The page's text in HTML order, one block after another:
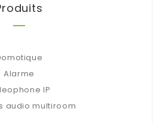
Alarme
IP
audio multiroom